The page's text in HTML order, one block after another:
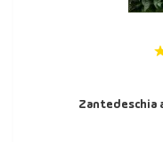
Zantedeschia